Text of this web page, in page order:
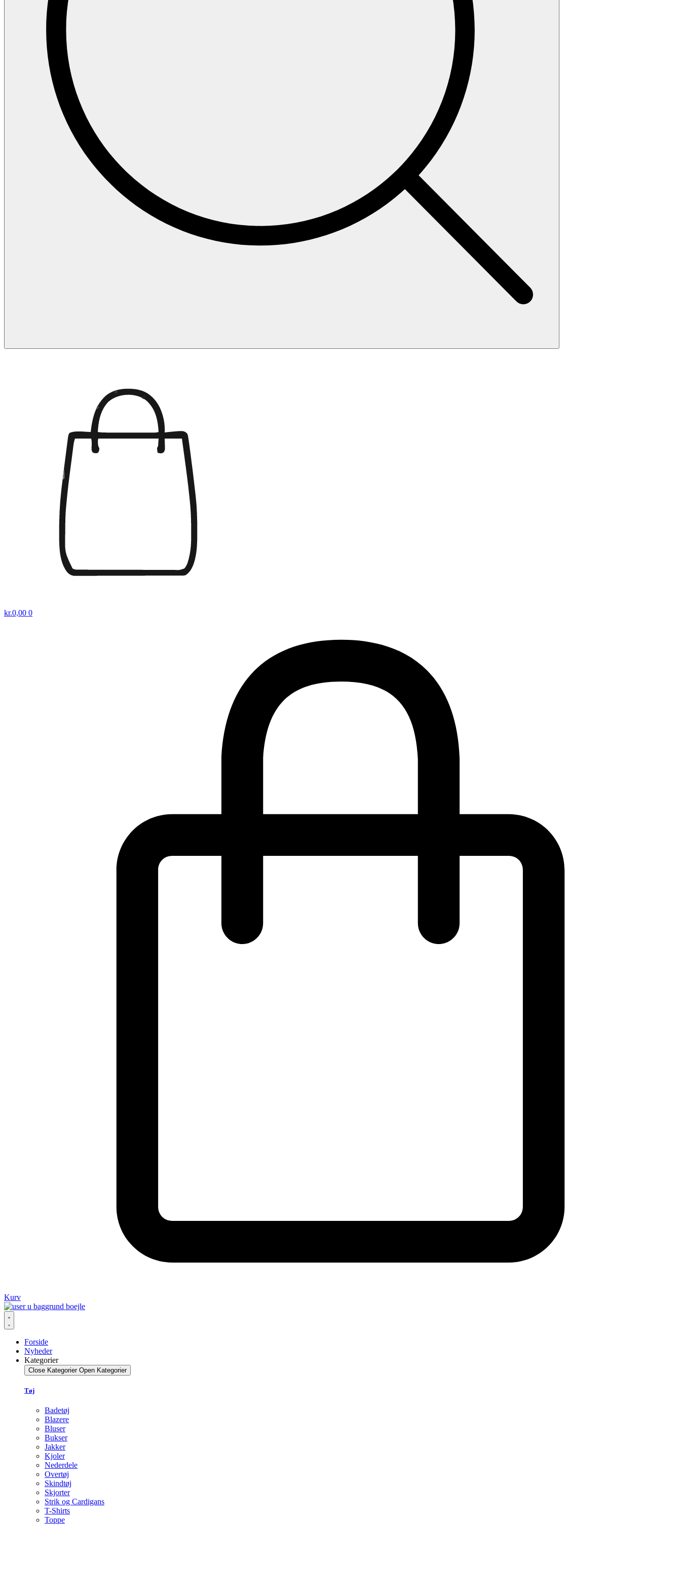
kr.0,00 0
Kurv
Forside
Nyheder
Kategorier
Close Kategorier Open Kategorier
Tøj
Badetøj
Blazere
Bluser
Bukser
Jakker
Kjoler
Nederdele
Overtøj
Skindtøj
Skjorter
Strik og Cardigans
T-Shirts
Toppe